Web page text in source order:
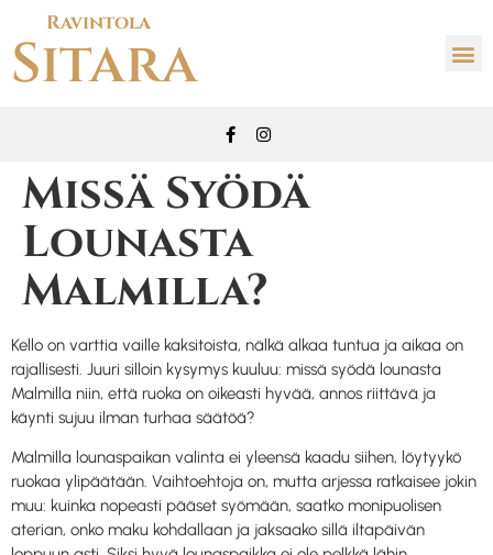
Ravintola
Sitara
Missä Syödä
Lounasta
Malmilla?
Kello on varttia vaille kaksitoista, nälkä alkaa tuntua ja aikaa on
rajallisesti. Juuri silloin kysymys kuuluu: missä syödä lounasta
Malmilla niin, että ruoka on oikeasti hyvää, annos riittävä ja
käynti sujuu ilman turhaa säätöä?
Malmilla lounaspaikan valinta ei yleensä kaadu siihen, löytyykö
ruokaa ylipäätään. Vaihtoehtoja on, mutta arjessa ratkaisee jokin
muu: kuinka nopeasti pääset syömään, saatko monipuolisen
aterian, onko maku kohdallaan ja jaksaako sillä iltapäivän